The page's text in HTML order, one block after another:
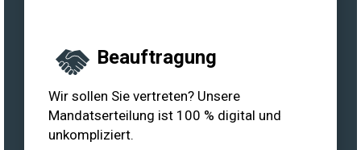
Beauftragung
Wir sollen Sie vertreten? Unsere
Mandatserteilung ist 100 % digital und
unkompliziert.